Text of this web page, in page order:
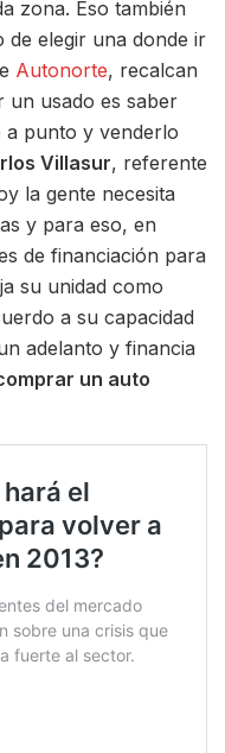
zona. Eso también
de elegir una donde ir
Autonorte, recalcan
un usado es saber
a punto y venderlo
Villasur, referente
la gente necesita
y para eso, en
de financiación para
su unidad como
a su capacidad
adelanto y financia
un auto